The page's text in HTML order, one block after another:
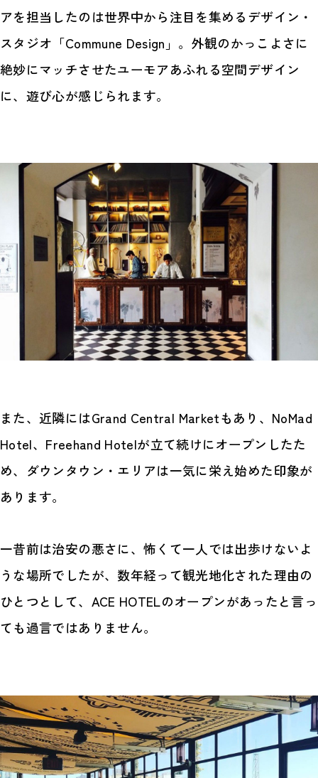
アを担当したのは世界中から注目を集めるデザイン・
スタジオ「Commune Design」。外観のかっこよさに
絶妙にマッチさせたユーモアあふれる空間デザイン
に、遊び心が感じられます。
また、近隣にはGrand Central Marketもあり、NoMad
Hotel、Freehand Hotelが立て続けにオープンしたた
め、ダウンタウン・エリアは一気に栄え始めた印象が
あります。
一昔前は治安の悪さに、怖くて一人では出歩けないよ
うな場所でしたが、数年経って観光地化された理由の
ひとつとして、ACE HOTELのオープンがあったと言っ
ても過言ではありません。